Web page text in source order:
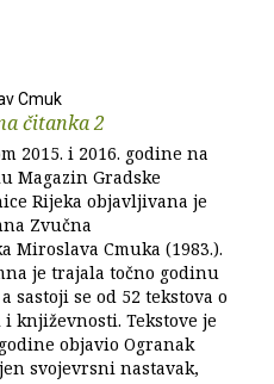
Cmuk
čitanka 2
2015. i 2016. godine na
Magazin Gradske
Rijeka objavljivana je
Zvučna
Miroslava Cmuka (1983.).
je trajala točno godinu
sastoji se od 52 tekstova o
i književnosti. Tekstove je
objavio Ogranak
svojevrsni nastavak,